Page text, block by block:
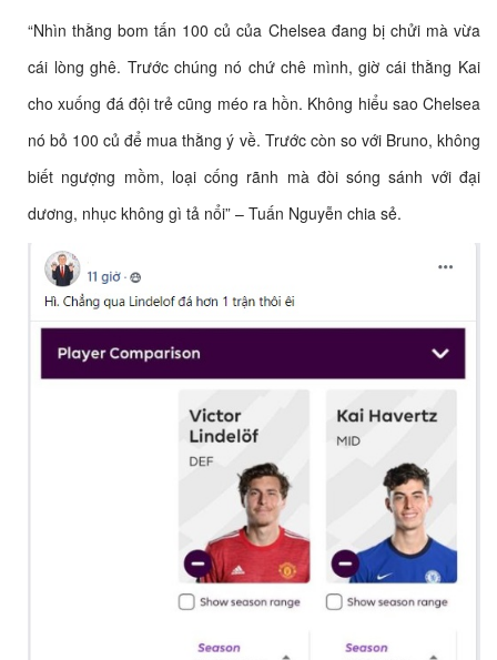
“Nhìn thằng bom tấn 100 củ của Chelsea đang bị chửi mà vừa
cái lòng ghê. Trước chúng nó chứ chê mình, giờ cái thằng Kai
cho xuống đá đội trẻ cũng méo ra hồn. Không hiểu sao Chelsea
nó bỏ 100 củ để mua thằng ý về. Trước còn so với Bruno, không
biết ngượng mồm, loại cống rãnh mà đòi sóng sánh với đại
dương, nhục không gì tả nổi” – Tuấn Nguyễn chia sẻ.